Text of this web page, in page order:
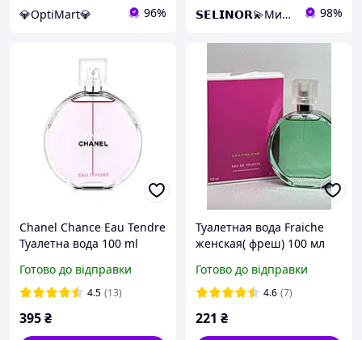
💎OptiMart💎 96% 𝗦𝗘𝗟𝗜𝗡𝗢𝗥💫Мистецтво аромату 98%
Chanel Chance Eau Tendre
Туалетна вода 100 ml
Жіноча туалетна вода
Парфуми Пробник
Готово до відправки
4.5 (13)
395₴
Туалетная вода Fraiche
женская( фреш) 100 мл
Готово до відправки
4.6 (7)
221 ₴